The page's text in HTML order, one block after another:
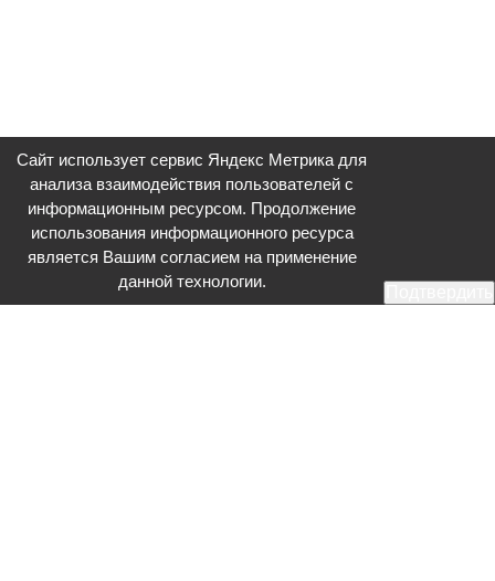
Сайт использует сервис Яндекс Метрика для
анализа взаимодействия пользователей с
информационным ресурсом. Продолжение
использования информационного ресурса
является Вашим согласием на применение
данной технологии.